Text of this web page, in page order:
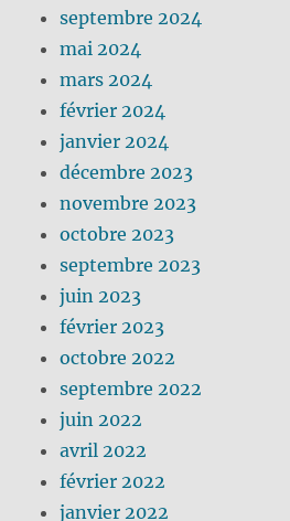
septembre 2024
mai 2024
mars 2024
février 2024
janvier 2024
décembre 2023
novembre 2023
octobre 2023
septembre 2023
juin 2023
février 2023
octobre 2022
septembre 2022
juin 2022
avril 2022
février 2022
janvier 2022